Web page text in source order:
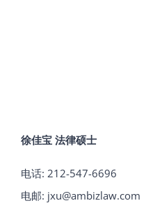
徐佳宝 法律硕士
电话: 212-547-6696
电邮: jxu@ambizlaw.com